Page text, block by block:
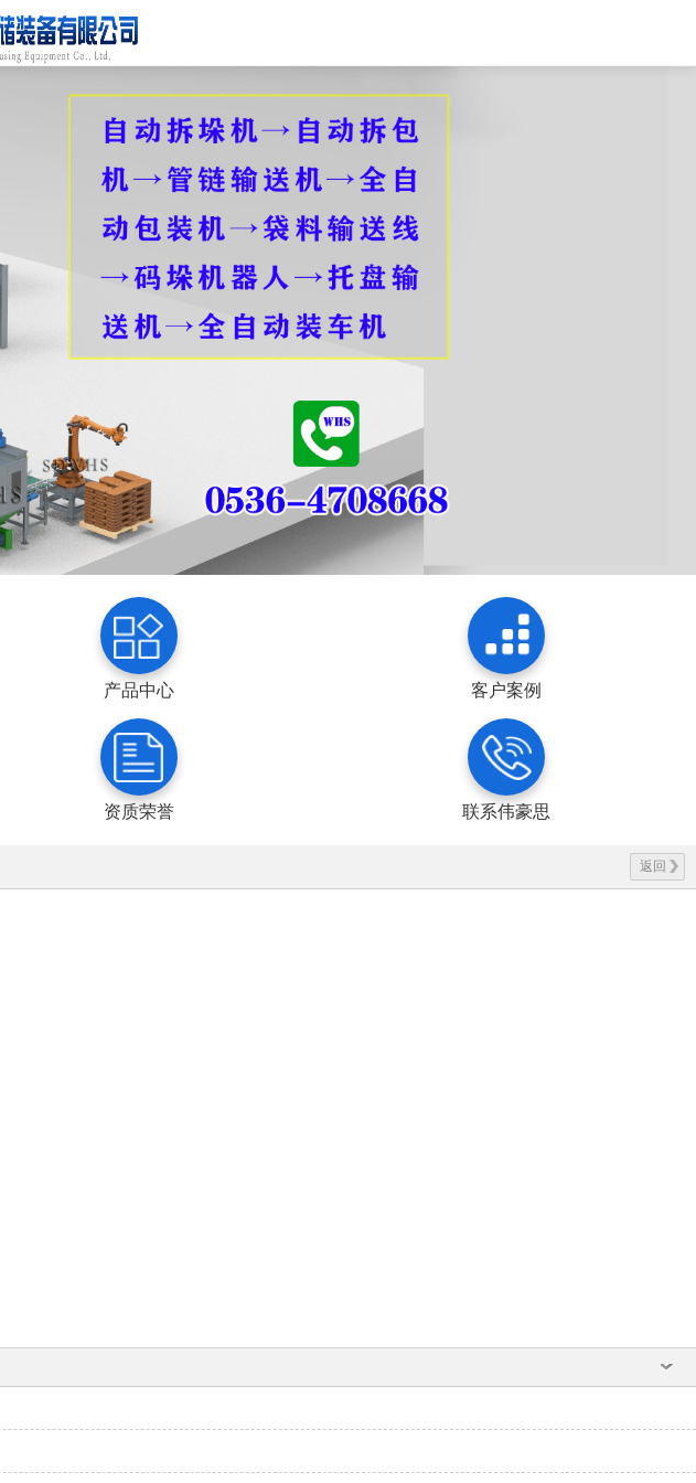
产品中心 客户案例
资质荣誉 联系伟豪思
返回